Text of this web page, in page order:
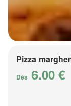
Pizza
Dès 6.00 €